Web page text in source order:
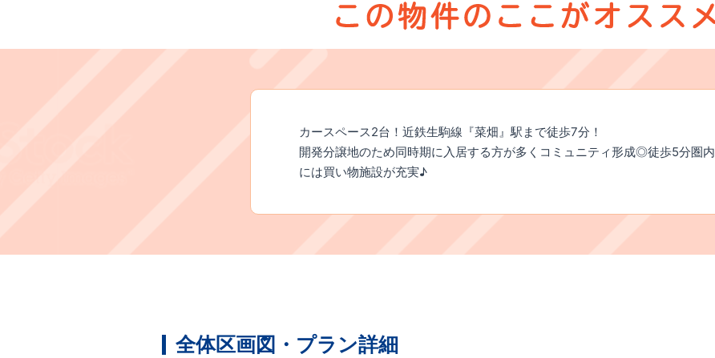
カースペース2台！近鉄生駒線『菜畑』駅まで徒歩7分！
開発分譲地のため同時期に入居する方が多くコミュニティ形成◎徒歩5分圏内
には買い物施設が充実♪
全体区画図・プラン詳細